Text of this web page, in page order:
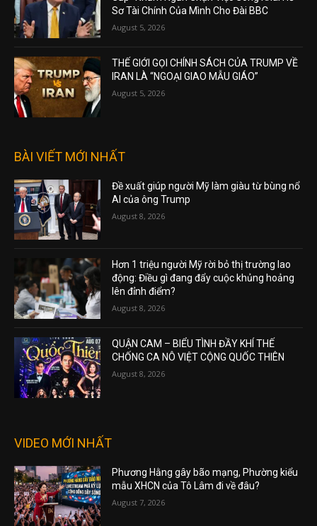
Sơ Tài Chính Của Mình Cho Đài BBC
August 5, 2026
THẾ GIỚI GỌI CHÍNH SÁCH CỦA TRUMP VỀ
IRAN LÀ “NGOẠI GIAO MẪU GIÁO”
August 5, 2026
BÀI VIẾT MỚI NHẤT
Đề xuất giúp người Mỹ làm giàu từ bùng nổ
AI của ông Trump
August 8, 2026
Hơn 1 triệu người Mỹ rời bỏ thị trường lao
động: Điều gì đang đẩy cuộc khủng hoảng
lên đỉnh điểm?
August 8, 2026
QUẬN CAM – BIỂU TÌNH ĐẦY KHÍ THẾ
CHỐNG CA NÔ VIỆT CỘNG QUỐC THIÊN
August 8, 2026
VIDEO MỚI NHẤT
Phương Hằng gây bão mạng, Phường kiểu
mẫu XHCN của Tô Lâm đi về đâu?
August 7, 2026